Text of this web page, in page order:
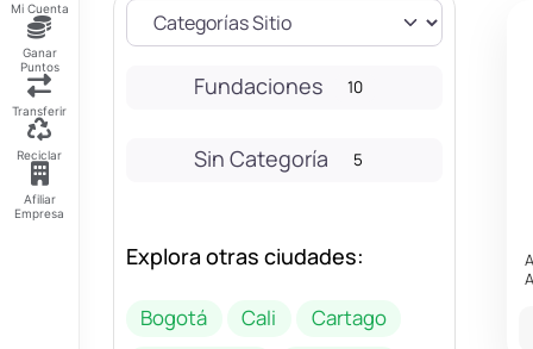
Mi Cuenta
Ganar
Puntos
Transferir
Reciclar
Afiliar
Empresa
Fundaciones 10
Sin Categoría 5
Explora otras ciudades:
Bogotá Cali
Cartago